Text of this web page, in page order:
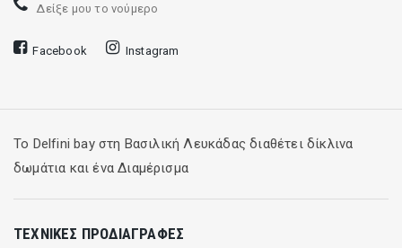
Δείξε μου το νούμερο
Facebook Instagram
Το Delfini bay στη Βασιλική Λευκάδας διαθέτει δίκλινα
δωμάτια και ένα Διαμέρισμα
ΤΕΧΝΙΚΈΣ ΠΡΟΔΙΑΓΡΑΦΈΣ